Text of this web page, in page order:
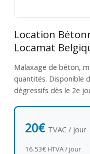
Location
Locamat
Malaxage de béton,
quantités. Disponible
dégressifs dès le 2e
20€ TVAC / jour
16.53€ HTVA / jour